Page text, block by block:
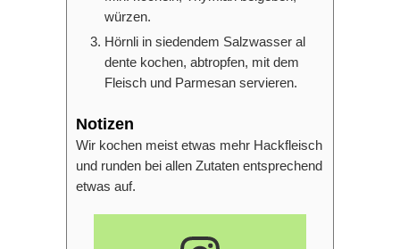
würzen.
Hörnli in siedendem Salzwasser al
dente kochen, abtropfen, mit dem
Fleisch und Parmesan servieren.
Notizen
Wir kochen meist etwas mehr Hackfleisch
und runden bei allen Zutaten entsprechend
etwas auf.